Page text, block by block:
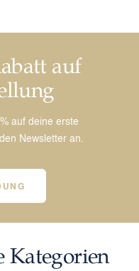
auf
auf deine erste
Newsletter an.
Kategorien